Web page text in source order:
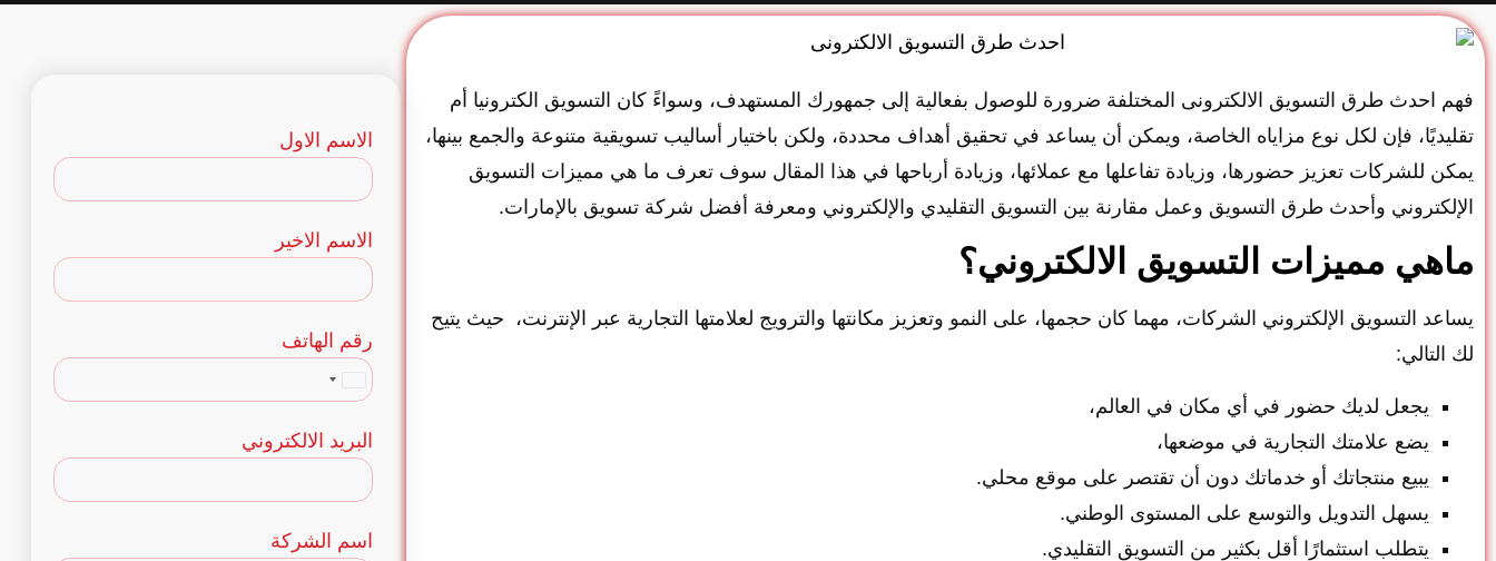
فهم احدث طرق التسويق الالكترونى المختلفة ضرورة للوصول بفعالية إلى جمهورك المستهدف، وسواءً كان التسويق الكترونيا أم
تقليديًا، فإن لكل نوع مزاياه الخاصة، ويمكن أن يساعد في تحقيق أهداف محددة، ولكن باختيار أساليب تسويقية متنوعة والجمع بينها،
يمكن للشركات تعزيز حضورها، وزيادة تفاعلها مع عملائها، وزيادة أرباحها في هذا المقال سوف تعرف ما هي مميزات التسويق
الإلكتروني وأحدث طرق التسويق وعمل مقارنة بين التسويق التقليدي والإلكتروني ومعرفة أفضل شركة تسويق بالإمارات.
ماهي مميزات التسويق الالكتروني؟
يساعد التسويق الإلكتروني الشركات، مهما كان حجمها، على النمو وتعزيز مكانتها والترويج لعلامتها التجارية عبر الإنترنت، حيث يتيح
لك التالي:
يجعل لديك حضور في أي مكان في العالم،
يضع علامتك التجارية في موضعها،
يبيع منتجاتك أو خدماتك دون أن تقتصر على موقع محلي.
يسهل التدويل والتوسع على المستوى الوطني.
يتطلب استثمارًا أقل بكثير من التسويق التقليدي.
الاسم الاول
الاسم الاخير
رقم الهاتف
Egypt
البريد الالكتروني
اسم الشركة